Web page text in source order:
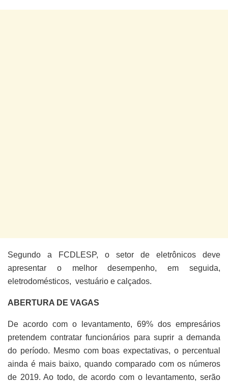
Segundo a FCDLESP, o setor de eletrônicos deve
apresentar o melhor desempenho, em seguida,
eletrodomésticos, vestuário e calçados.
ABERTURA DE VAGAS
De acordo com o levantamento, 69% dos empresários
pretendem contratar funcionários para suprir a demanda
do período. Mesmo com boas expectativas, o percentual
ainda é mais baixo, quando comparado com os números
de 2019. Ao todo, de acordo com o levantamento, serão